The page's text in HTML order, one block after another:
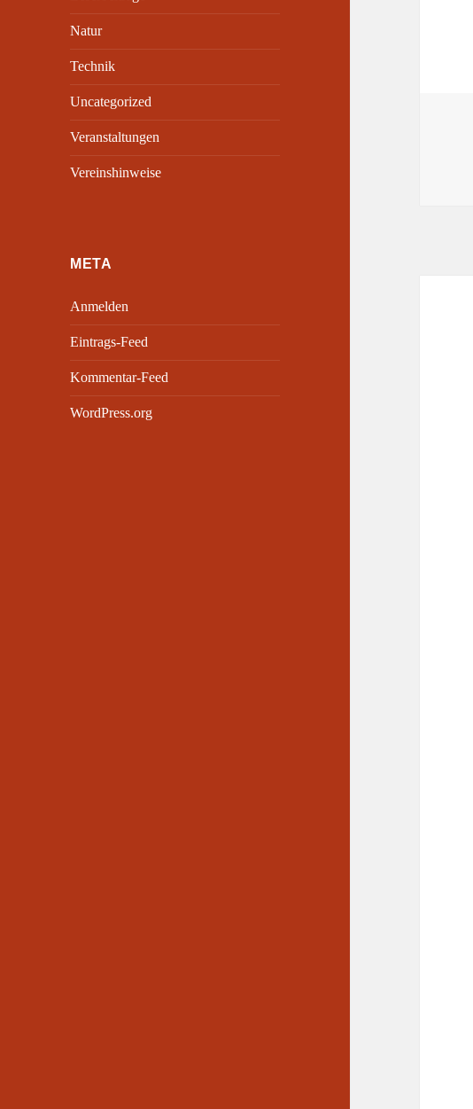
Natur
Technik
Uncategorized
Veranstaltungen
Vereinshinweise
META
Anmelden
Eintrags-Feed
Kommentar-Feed
WordPress.org